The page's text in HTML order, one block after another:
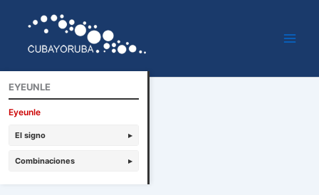
contenido
EYEUNLE
Eyeunle
El signo ▸
Combinaciones ▸